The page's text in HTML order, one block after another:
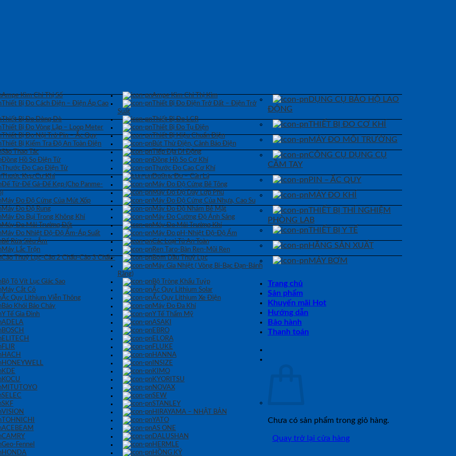
Ampe Kìm Chỉ Thị Số
Ampe Kìm Chỉ Thị Kim
Thiết Bị Đo Cách Điện – Điện Áp Cao
Thiết Bị Đo Điện Trở Đất – Điện Trở
Suất
Thiết Bị Đo Dòng Dò
Thiết Bị Đo LCR
Thiết Bị Đo Vòng Lặp – Loop Meter
Thiết Bị Đo Tụ Điện
Thiết Bị Đo Nội Trở Pin – Ắc Quy
Thiết Bị Hiệu Chuẩn Điện
Thiết Bị Kiểm Tra Độ An Toàn Điện
DỤNG CỤ BẢO HỘ LAO
ĐỘNG
Bút Thử Điện, Cảnh Báo Điện
Sào Thao Tác
Tiếp Địa Di Động
THIẾT BỊ ĐO CƠ KHÍ
Đồng Hồ So Điện Tử
Đồng Hồ So Cơ Khí
Thước Đo Cao Điện Tử
Thước Đo Cao Cơ Khí
Thước Kẹp Cơ Khí
Dưỡng Đo – Căn Lá
Đế Từ-Đế Gá-Đế Kẹp (Cho Panme-
Máy Đo Độ Cứng Bê Tông
Máy Đo Độ Dày Lớp Phủ
Máy Đo Độ Cứng Của Mút Xốp
Máy Đo Độ Cứng Của Nhựa, Cao Su
Máy Đo Độ Rung Máy Đo Độ Nhám Bề Mặt
MÁY ĐO MÔI TRƯỜNG
Máy Đo Bụi Trong Không Khí
Máy Đo Cường Độ Ánh Sáng
Máy Đo Môi Trường Đất
Máy Đo Môi Trường Khí
Máy Đo Nhiệt Độ-Độ Ẩm-Áp Suất
Máy Đo pH-Nhiệt Độ-Độ Ẩm
Bể Rửa Siêu Âm
Các Loại Tủ An Toàn
Máy Lắc Trộn
CÔNG CỤ DỤNG CỤ
CẦM TAY
Ren Taro-Bàn Ren-Mũi Ren
Cảo Thuỷ Lực-Cảo 2 Chấu-Cảo 3 Chấu-
Bơm Dầu Thuỷ Lực
Máy Gia Nhiệt ( Vòng Bi-Bạc Đạn-Bánh
Răng)
Bộ Tô Vít Lục Giác Sao
Bộ Tròng Khẩu Tuýp
Máy Cắt Cỏ
PIN – ẮC QUY
Ắc Quy Lithium Solar
Ắc Quy Lithium Viễn Thông
Ắc Quy Lithium Xe Điện
MÁY ĐO KHÍ
Báo Khói Báo Cháy
Máy Đo Đa Khí
THIẾT BỊ THÍ NGHIỆM
PHÒNG LAB
THIẾT BỊ Y TẾ
Y Tế Gia Đình Y Tế Thẩm Mỹ
HÃNG SẢN XUẤT
ADELA
ASAKI
BOSCH
EBRO
ELITECH
ELORA
FLIR
FLUKE
HACH
HANNA
HONEYWELL
INSIZE
KDE
KIMO
KOCU
KYORITSU
MITUTOYO
NOVAX
SELEC
SEW
SKF
STANLEY
VISION
HIRAYAMA – NHẬT BẢN
TOHNICHI
YATO
ACEBEAM
AS ONE
CAMRY
DALUSHAN
Geo-Fennel
HERMLE
HONDA
HỒNG KÝ
MÁY BƠM
Trang chủ
Sản phẩm
Khuyến mãi Hot
Hướng dẫn
Bảo hành
Thanh toán
Chưa có sản phẩm trong giỏ hàng.
Quay trở lại cửa hàng